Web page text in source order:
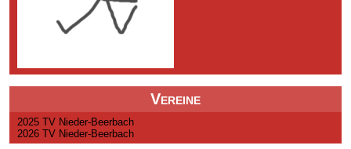
Vereine
2025 TV Nieder-Beerbach
2026 TV Nieder-Beerbach